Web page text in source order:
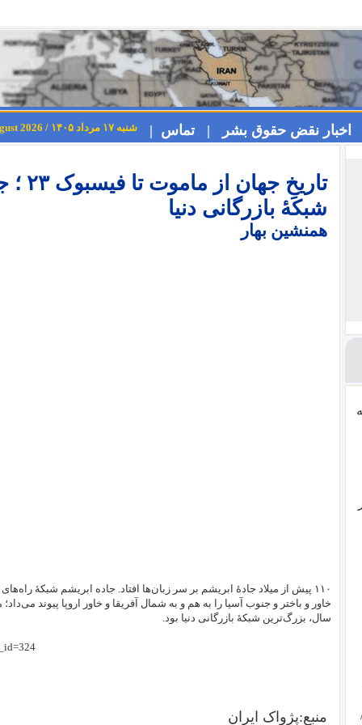
اخبار نقض حقوق بشر | تماس | شنبه ۱۷ مرداد ۱۴۰۵ / Saturday 8th August 2026
شبکهٔ بازرگانی دنیا
همنشین بهار
۱۱۰ پیش از میلاد جادهٔ ابریشم بر سر زبان‌ها افتاد. جاده ابریشم شبکهٔ
سال، بزرگ‌ترین شبکهٔ بازرگانی دنیا بود.
منبع:پژواک ایران